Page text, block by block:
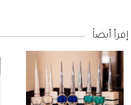
إقرأ أيضاً